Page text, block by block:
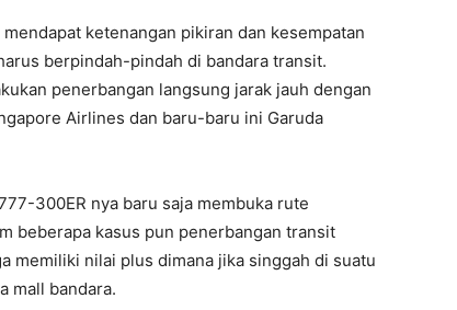
ketenangan pikiran dan kesempatan
berpindah-pindah di bandara transit.
penerbangan langsung jarak jauh dengan
Airlines dan baru-baru ini Garuda
300ER nya baru saja membuka rute
beberapa kasus pun penerbangan transit
memiliki nilai plus dimana jika singgah di suatu
mall bandara.